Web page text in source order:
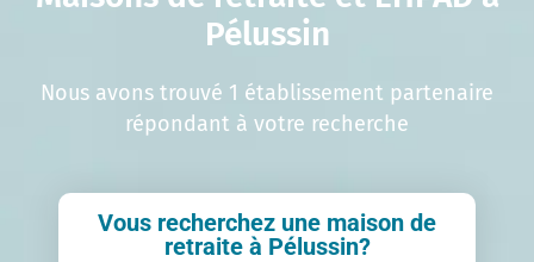
Pélussin
Nous avons trouvé 1 établissement partenaire
répondant à votre recherche
Vous recherchez une maison de
retraite à Pélussin?